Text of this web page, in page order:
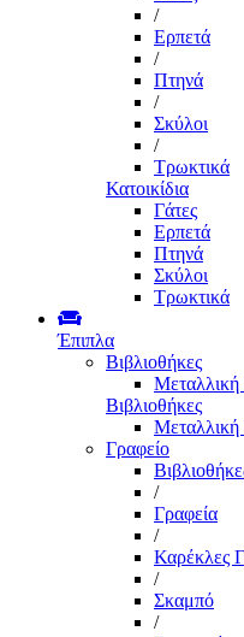
/
Ερπετά
/
Πτηνά
/
Σκύλοι
/
Τρωκτικά
Κατοικίδια
Γάτες
Ερπετά
Πτηνά
Σκύλοι
Τρωκτικά
Έπιπλα
Βιβλιοθήκες
Μεταλλική
Βιβλιοθήκες
Μεταλλική
Γραφείο
/
Γραφεία
/
Καρέκλες
/
Σκαμπό
/